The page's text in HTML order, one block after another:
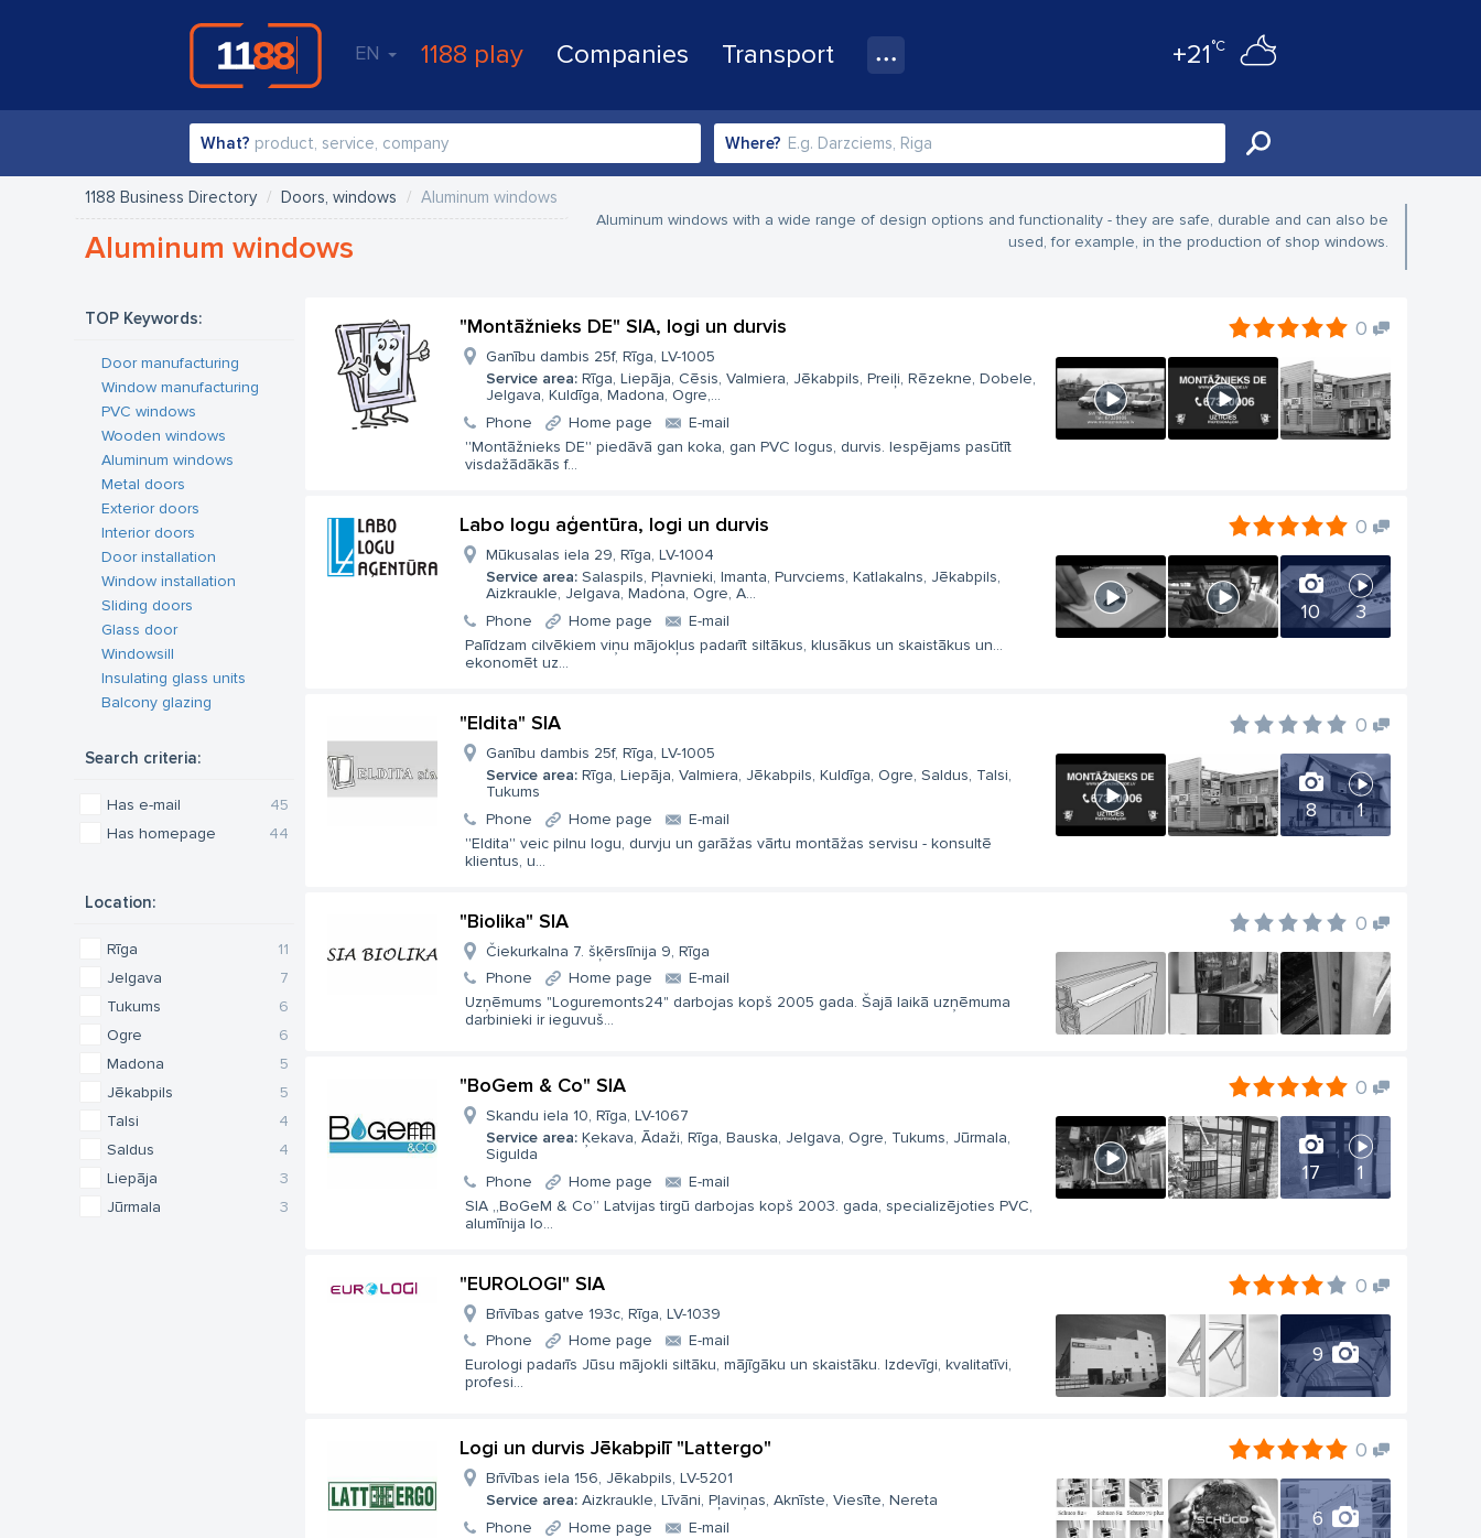
EN 1188 play Companies Transport +21°C
What? Where?
1188 Business Directory Doors, windows Aluminum windows
Aluminum windows
Aluminum windows with a wide range of design options and functionality - they are safe, durable and can also be
used, for example, in the production of shop windows.
TOP Keywords:
Door manufacturing
Window manufacturing
PVC windows
Wooden windows
Aluminum windows
Metal doors
Exterior doors
Interior doors
Door installation
Window installation
Sliding doors
Glass door
Windowsill
Insulating glass units
Balcony glazing
Search criteria:
45
Has e-mail
44
Has homepage
Location:
11
Rīga
7
Jelgava
6
Tukums
6
Ogre
5
Madona
5
Jēkabpils
4
Talsi
4
Saldus
3
Liepāja
3
Jūrmala
"Montāžnieks DE" SIA, logi un durvis 0
Ganību dambis 25f, Rīga, LV-1005
Service area: Rīga, Liepāja, Cēsis, Valmiera, Jēkabpils, Preiļi, Rēzekne, Dobele,
Jelgava, Kuldīga, Madona, Ogre,...
Phone
Home page
E-mail
''Montāžnieks DE'' piedāvā gan koka, gan PVC logus, durvis. Iespējams pasūtīt
visdažādākās f...
Labo logu aģentūra, logi un durvis 0
10 3
Mūkusalas iela 29, Rīga, LV-1004
Service area: Salaspils, Pļavnieki, Imanta, Purvciems, Katlakalns, Jēkabpils,
Aizkraukle, Jelgava, Madona, Ogre, A...
Phone
Home page
E-mail
Palīdzam cilvēkiem viņu mājokļus padarīt siltākus, klusākus un skaistākus un...
ekonomēt uz...
"Eldita" SIA 0
8 1
Ganību dambis 25f, Rīga, LV-1005
Service area: Rīga, Liepāja, Valmiera, Jēkabpils, Kuldīga, Ogre, Saldus, Talsi,
Tukums
Phone
Home page
E-mail
''Eldita'' veic pilnu logu, durvju un garāžas vārtu montāžas servisu - konsultē
klientus, u...
"Biolika" SIA 0
Čiekurkalna 7. šķērslīnija 9, Rīga
Phone
Home page
E-mail
Uzņēmums "Loguremonts24" darbojas kopš 2005 gada. Šajā laikā uzņēmuma
darbinieki ir ieguvuš...
"BoGem & Co" SIA 0
17 1
Skandu iela 10, Rīga, LV-1067
Service area: Ķekava, Ādaži, Rīga, Bauska, Jelgava, Ogre, Tukums, Jūrmala,
Sigulda
Phone
Home page
E-mail
SIA „BoGeM & Co” Latvijas tirgū darbojas kopš 2003. gada, specializējoties PVC,
alumīnija lo...
"EUROLOGI" SIA 0
9
Brīvības gatve 193c, Rīga, LV-1039
Phone
Home page
E-mail
Eurologi padarīs Jūsu mājokli siltāku, mājīgāku un skaistāku. Izdevīgi, kvalitatīvi,
profesi...
Logi un durvis Jēkabpilī "Lattergo" 0
6
Brīvības iela 156, Jēkabpils, LV-5201
Service area: Aizkraukle, Līvāni, Pļaviņas, Aknīste, Viesīte, Nereta
Phone
Home page
E-mail